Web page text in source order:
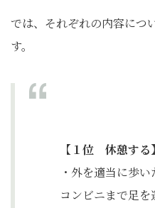
では、それぞれの内容につ
す。
【１位 休憩する】
・外を適当に歩
コンビニまで足を